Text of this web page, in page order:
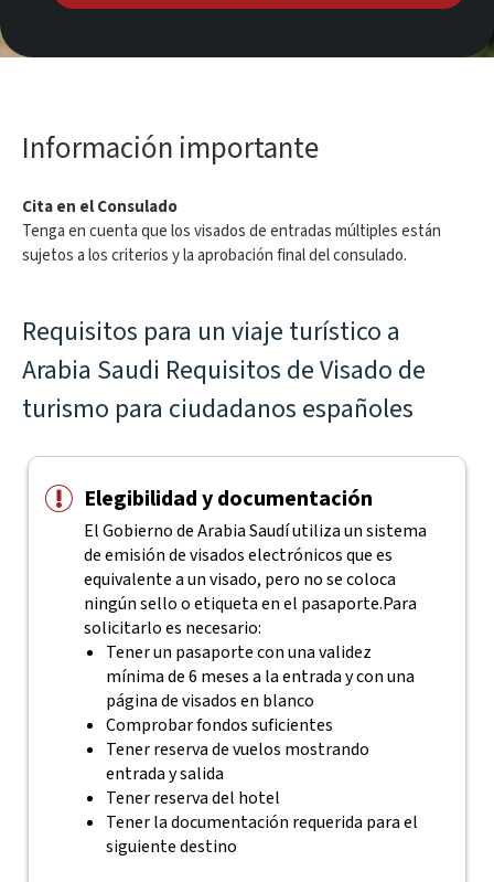
Información importante
Cita en el Consulado
Tenga en cuenta que los visados de entradas múltiples están
sujetos a los criterios y la aprobación final del consulado.
Requisitos para un viaje turístico a
Arabia Saudi Requisitos de Visado de
turismo para ciudadanos españoles
Elegibilidad y documentación
El Gobierno de Arabia Saudí utiliza un sistema
de emisión de visados electrónicos que es
equivalente a un visado, pero no se coloca
ningún sello o etiqueta en el pasaporte.Para
solicitarlo es necesario:
Tener un pasaporte con una validez
mínima de 6 meses a la entrada y con una
página de visados en blanco
Comprobar fondos suficientes
Tener reserva de vuelos mostrando
entrada y salida
Tener reserva del hotel
Tener la documentación requerida para el
siguiente destino